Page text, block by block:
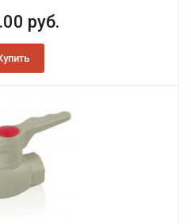
руб.